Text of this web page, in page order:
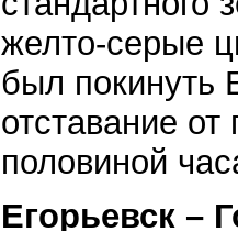
желто-серые
был покинуть
отставание
половиной
Егорьевск –